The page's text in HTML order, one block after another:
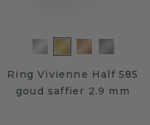
Ring Vivienne Half 585
goud saffier 2.9 mm